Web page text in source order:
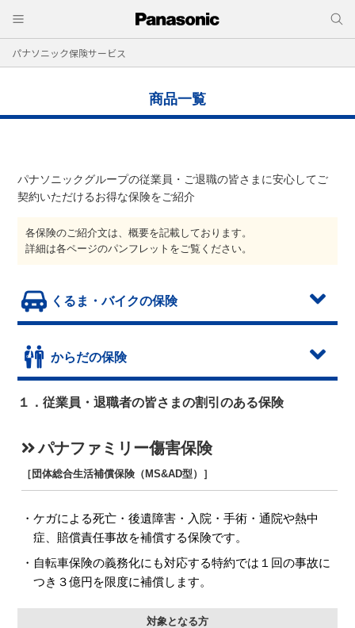
パナソニック保険サービス
商品一覧
パナソニックグループの従業員・ご退職の皆さまに安心してご
契約いただけるお得な保険をご紹介
各保険のご紹介文は、概要を記載しております。
詳細は各ページのパンフレットをご覧ください。
くるま・バイクの保険
からだの保険
１．従業員・退職者の皆さまの割引のある保険
パナファミリー傷害保険
［団体総合生活補償保険（MS&AD型）］
ケガによる死亡・後遺障害・入院・手術・通院や熱中
症、賠償責任事故を補償する保険です。
自転車保険の義務化にも対応する特約では１回の事故に
つき３億円を限度に補償します。
対象となる方